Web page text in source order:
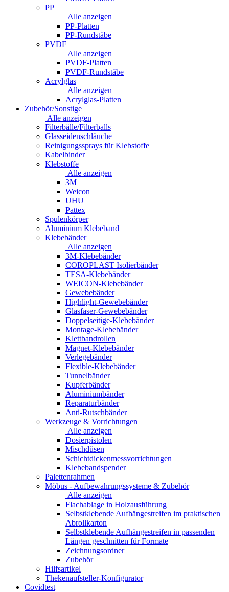
PP
Alle anzeigen
PP-Platten
PP-Rundstäbe
PVDF
Alle anzeigen
PVDF-Platten
PVDF-Rundstäbe
Acrylglas
Alle anzeigen
Acrylglas-Platten
Zubehör/Sonstige
Alle anzeigen
Filterbälle/Filterballs
Glasseidenschläuche
Reinigungssprays für Klebstoffe
Kabelbinder
Klebstoffe
Alle anzeigen
3M
Weicon
UHU
Pattex
Spulenkörper
Aluminium Klebeband
Klebebänder
Alle anzeigen
3M-Klebebänder
COROPLAST Isolierbänder
TESA-Klebebänder
WEICON-Klebebänder
Gewebebänder
Highlight-Gewebebänder
Glasfaser-Gewebebänder
Doppelseitige-Klebebänder
Montage-Klebebänder
Klettbandrollen
Magnet-Klebebänder
Verlegebänder
Flexible-Klebebänder
Tunnelbänder
Kupferbänder
Aluminiumbänder
Reparaturbänder
Anti-Rutschbänder
Werkzeuge & Vorrichtungen
Alle anzeigen
Dosierpistolen
Mischdüsen
Schichtdickenmessvorrichtungen
Klebebandspender
Palettenrahmen
Möbus - Aufbewahrungssysteme & Zubehör
Alle anzeigen
Flachablage in Holzausführung
Selbstklebende Aufhängestreifen im praktischen
Abrollkarton
Selbstklebende Aufhängestreifen in passenden
Längen geschnitten für Formate
Zeichnungsordner
Zubehör
Hilfsartikel
Thekenaufsteller-Konfigurator
Covidtest